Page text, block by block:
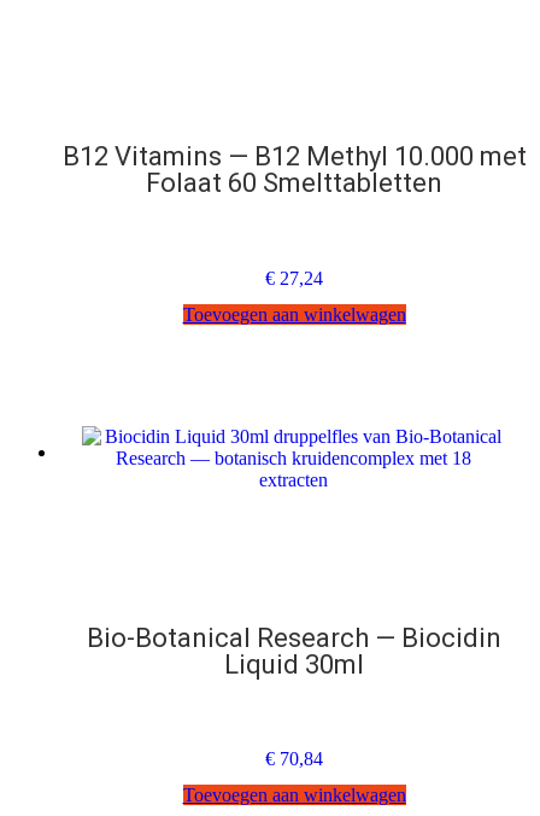
B12 Vitamins — B12 Methyl 10.000 met
Folaat 60 Smelttabletten
€ 27,24
Toevoegen aan winkelwagen
Bio-Botanical Research — Biocidin
Liquid 30ml
€ 70,84
Toevoegen aan winkelwagen